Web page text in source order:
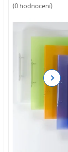
(0 hodnocení)
Next